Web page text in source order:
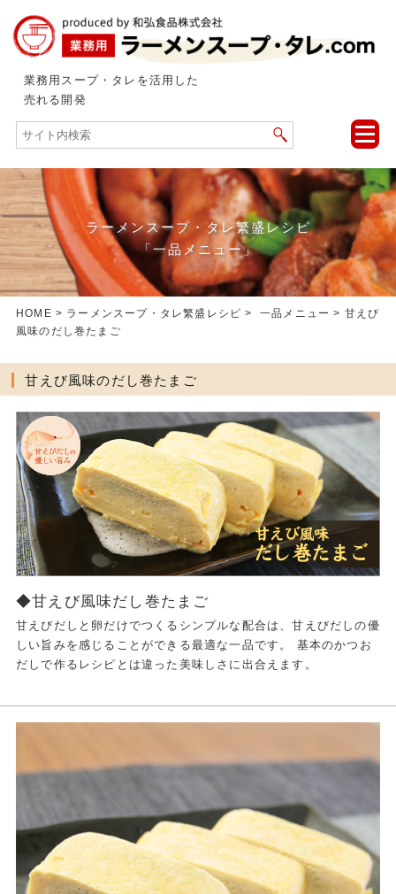
業務用スープ・タレを活用した
売れる開発
toggle
ラーメンスープ・タレ繁盛レシピ
「一品メニュー」
HOME > ラーメンスープ・タレ繁盛レシピ >一品メニュー > 甘えび
風味のだし巻たまご
甘えび風味のだし巻たまご
◆甘えび風味だし巻たまご
甘えびだしと卵だけでつくるシンプルな配合は、甘えびだしの優
しい旨みを感じることができる最適な一品です。 基本のかつお
だしで作るレシピとは違った美味しさに出合えます。